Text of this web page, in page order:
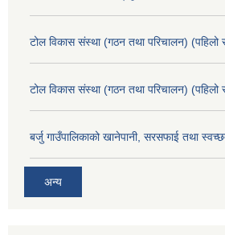
टोल विकास संस्था (गठन तथा परिचालन) (पहिलो
टोल विकास संस्था (गठन तथा परिचालन) (पहिलो
बर्जु गाउँपालिकाको खानेपानी, सरसफाई तथा
अन्य